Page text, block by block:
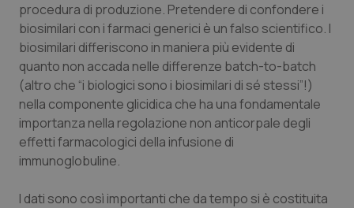
Sicilia
Toscana
Umbria
Valle D’Aosta
Veneto
Neuroscienze & patologie neurodegenerative
Obesità
Oftalmologia
Oncodermatologia
Oncoematologia
procedura di produzione. Pretendere di confondere i
biosimilari con i farmaci generici è un falso scientifico. I
biosimilari differiscono in maniera più evidente di
quanto non accada nelle differenze batch-to-batch
(altro che “i biologici sono i biosimilari di sé stessi”!)
nella componente glicidica che ha una fondamentale
importanza nella regolazione non anticorpale degli
effetti farmacologici della infusione di
immunoglobuline.
I dati sono così importanti che da tempo si è costituita